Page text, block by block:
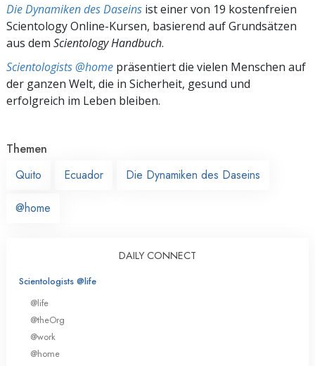
Die Dynamiken des Daseins ist einer von 19 kostenfreien
Scientology Online-Kursen, basierend auf Grundsätzen
aus dem Scientology Handbuch.
Scientologists @home präsentiert die vielen Menschen auf
der ganzen Welt, die in Sicherheit, gesund und
erfolgreich im Leben bleiben.
Themen
Quito
Ecuador Die Dynamiken des Daseins
@home
DAILY CONNECT
Scientologists @life
@life
@theOrg
@work
@home